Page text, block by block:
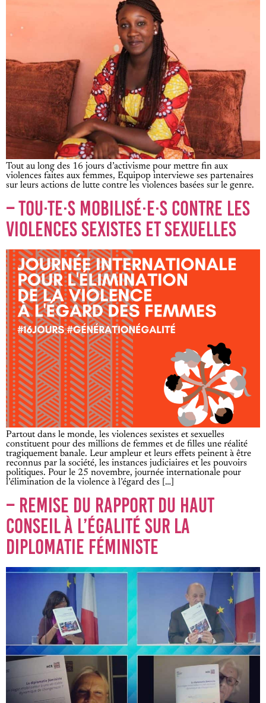
Tout au long des 16 jours d’activisme pour mettre fin aux
violences faites aux femmes, Equipop interviewe ses partenaires
sur leurs actions de lutte contre les violences basées sur le genre.
– TOU·TE·S MOBILISÉ·E·S CONTRE LES
VIOLENCES SEXISTES ET SEXUELLES
Partout dans le monde, les violences sexistes et sexuelles
constituent pour des millions de femmes et de filles une réalité
tragiquement banale. Leur ampleur et leurs effets peinent à être
reconnus par la société, les instances judiciaires et les pouvoirs
politiques. Pour le 25 novembre, journée internationale pour
l’élimination de la violence à l’égard des […]
– REMISE DU RAPPORT DU HAUT
CONSEIL À L’ÉGALITÉ SUR LA
DIPLOMATIE FÉMINISTE